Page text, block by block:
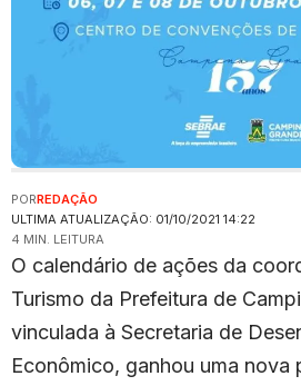
ULTIMA ATUALIZAÇÃO: 01/10/2021 14:22
PORREDAÇÃO
4 MIN. LEITURA
O calendário de ações da
Turismo da Prefeitura de
vinculada à Secretaria de
Econômico, ganhou uma nova